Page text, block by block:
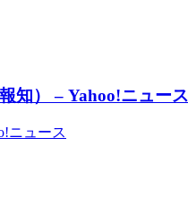
知） – Yahoo!ニュース
ニュース